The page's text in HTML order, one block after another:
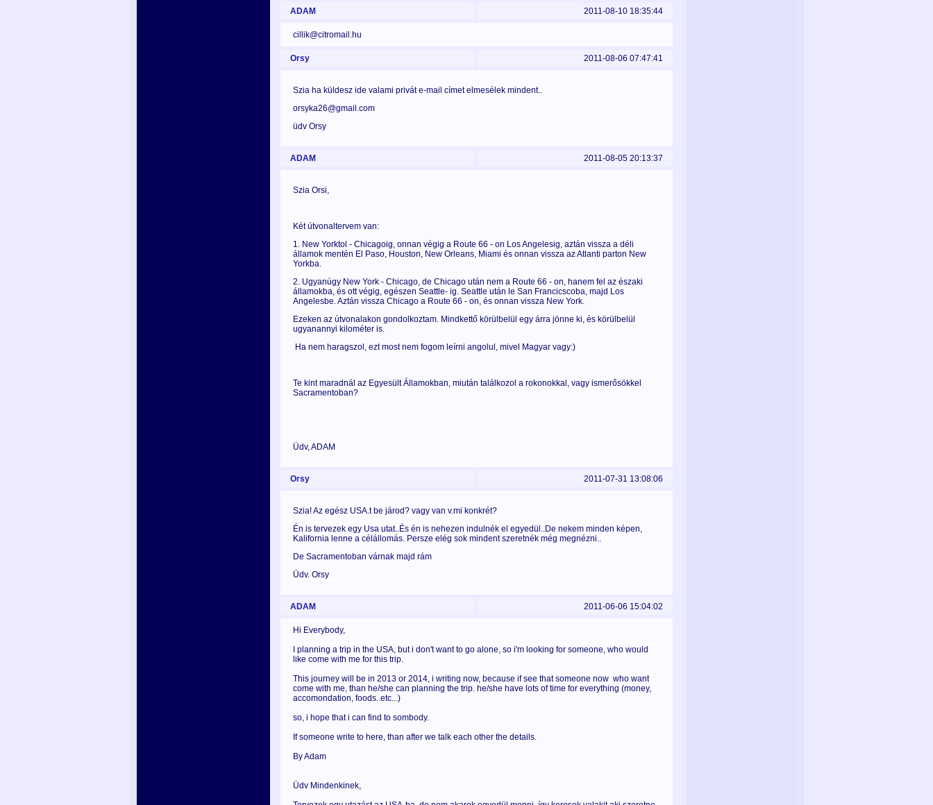
ADAM 2011-08-10 18:35:44
cillik@citromail.hu
Orsy 2011-08-06 07:47:41
Szia ha küldesz ide valami privát e-mail címet elmesélek mindent..
orsyka26@gmail.com
üdv Orsy
ADAM 2011-08-05 20:13:37
Szia Orsi,
Két útvonaltervem van:
1. New Yorktol - Chicagoig, onnan végig a Route 66 - on Los Angelesig, aztán vissza a déli
államok mentén El Paso, Houston, New Orleans, Miami és onnan vissza az Atlanti parton New
Yorkba.
2. Ugyanúgy New York - Chicago, de Chicago után nem a Route 66 - on, hanem fel az északi
államokba, és ott végig, egészen Seattle- ig. Seattle után le San Francicscoba, majd Los
Angelesbe. Aztán vissza Chicago a Route 66 - on, és onnan vissza New York.
Ezeken az útvonalakon gondolkoztam. Mindkettő körülbelül egy árra jönne ki, és körülbelül
ugyanannyi kilométer is.
Ha nem haragszol, ezt most nem fogom leírni angolul, mivel Magyar vagy:)
Te kint maradnál az Egyesült Államokban, miután találkozol a rokonokkal, vagy ismerősökkel
Sacramentoban?
Üdv, ADAM
Orsy 2011-07-31 13:08:06
Szia! Az egész USA.t be járod? vagy van v.mi konkrét?
Én is tervezek egy Usa utat..És én is nehezen indulnék el egyedül..De nekem minden képen,
Kalifornia lenne a célállomás. Persze elég sok mindent szeretnék még megnézni..
De Sacramentoban várnak majd rám
Üdv. Orsy
ADAM 2011-06-06 15:04:02
Hi Everybody,
I planning a trip in the USA, but i don't want to go alone, so i'm looking for someone, who would
like come with me for this trip.
This journey will be in 2013 or 2014, i writing now, because if see that someone now who want
come with me, than he/she can planning the trip. he/she have lots of time for everything (money,
accomondation, foods..etc...)
so, i hope that i can find to sombody.
If someone write to here, than after we talk each other the details.
By Adam
Üdv Mindenkinek,